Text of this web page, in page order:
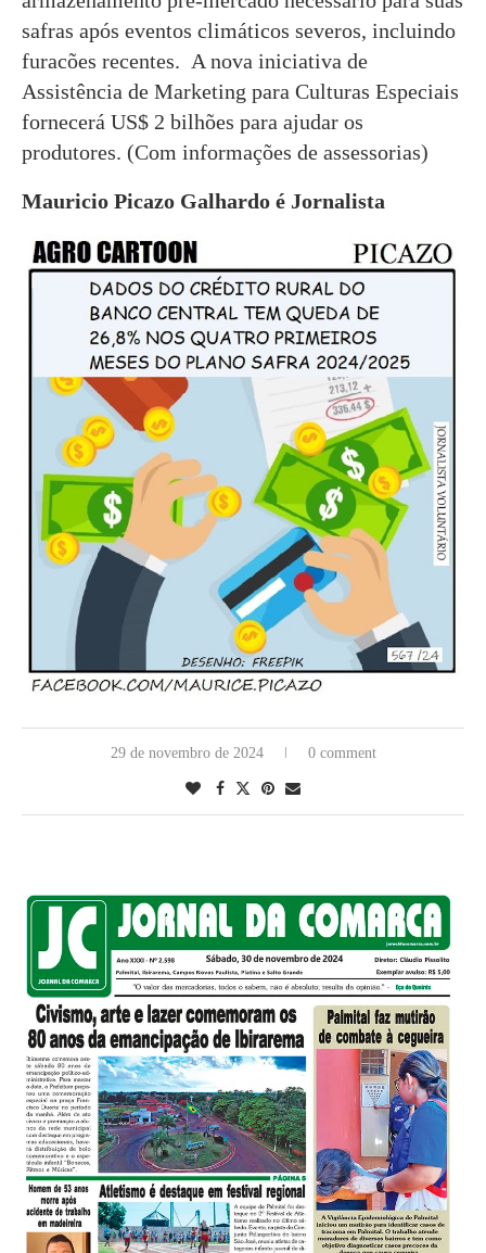
safras após eventos climáticos severos, incluindo
furacões recentes. A nova iniciativa de
Assistência de Marketing para Culturas Especiais
fornecerá US$ 2 bilhões para ajudar os
produtores. (Com informações de assessorias)
Mauricio Picazo Galhardo é Jornalista
29 de novembro de 2024 0 comment